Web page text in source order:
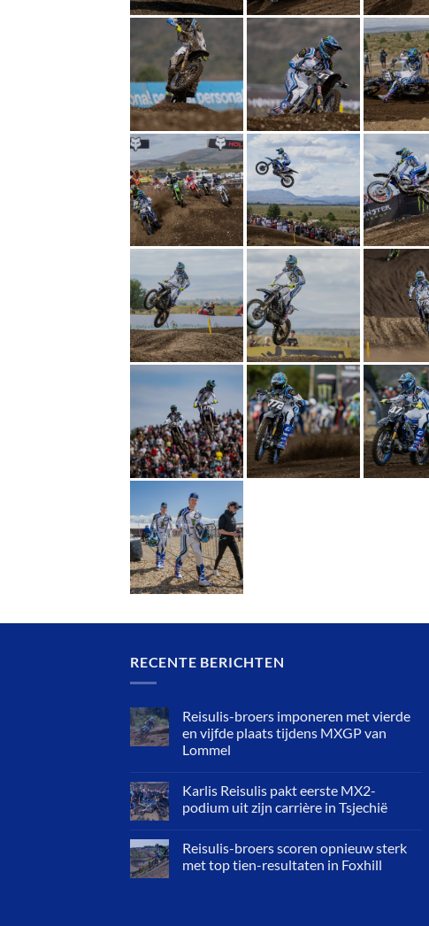
RECENTE BERICHTEN
Reisulis-broers imponeren met vierde
en vijfde plaats tijdens MXGP van
Lommel
Karlis Reisulis pakt eerste MX2-
podium uit zijn carrière in Tsjechië
Reisulis-broers scoren opnieuw sterk
met top tien-resultaten in Foxhill